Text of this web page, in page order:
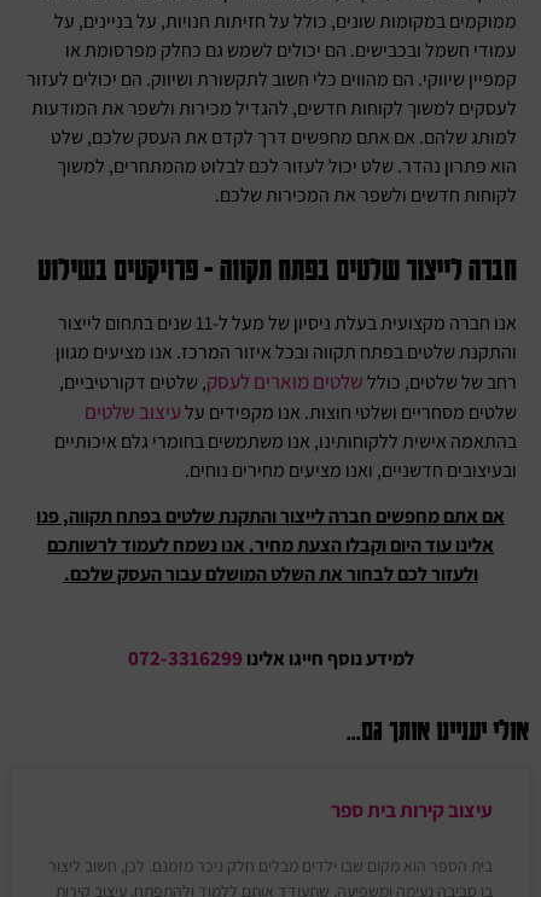
ממוקמים במקומות שונים, כולל על חזיתות חנויות, על בניינים, על
עמודי חשמל ובכבישים. הם יכולים לשמש גם כחלק מפרסומת או
קמפיין שיווקי. הם מהווים כלי חשוב לתקשורת ושיווק. הם יכולים לעזור
לעסקים למשוך לקוחות חדשים, להגדיל מכירות ולשפר את המודעות
למותג שלהם. אם אתם מחפשים דרך לקדם את העסק שלכם, שלט
הוא פתרון נהדר. שלט יכול לעזור לכם לבלוט מהמתחרים, למשוך
לקוחות חדשים ולשפר את המכירות שלכם.
חברה לייצור שלטים בפתח תקווה - פרויקטים בשילוט
אנו חברה מקצועית בעלת ניסיון של מעל ל-11 שנים בתחום לייצור
והתקנת שלטים בפתח תקווה ובכל איזור המרכז. אנו מציעים מגוון
רחב של שלטים, כוללשלטים מוארים לעסק, שלטים דקורטיביים,
שלטים מסחריים ושלטי חוצות. אנו מקפידים עלעיצוב שלטים
בהתאמה אישית ללקוחותינו, אנו משתמשים בחומרי גלם איכותיים
ובעיצובים חדשניים, ואנו מציעים מחירים נוחים.
אם אתם מחפשים חברה לייצור והתקנת שלטים בפתח תקווה, פנו
אלינו עוד היום וקבלו הצעת מחיר. אנו נשמח לעמוד לרשותכם
ולעזור לכם לבחור את השלט המושלם עבור העסק שלכם.
למידע נוסף חייגו אלינו 072-3316299
אולי יעניינו אותך גם...
עיצוב קירות בית ספר
בית הספר הוא מקום שבו ילדים מבלים חלק ניכר מזמנם. לכן, חשוב ליצור
בו סביבה נעימה ומשפיעה, שתעודד אותם ללמוד ולהתפתח. עיצוב קירות